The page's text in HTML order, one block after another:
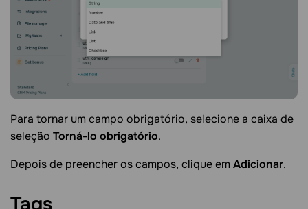
Para tornar um campo obrigatório, selecione a caixa de
seleção Torná-lo obrigatório.
Depois de preencher os campos, clique em Adicionar.